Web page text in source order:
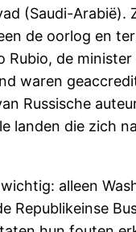
(Saudi-
de oorlog en
de
waren
Russische
die zich
alleen